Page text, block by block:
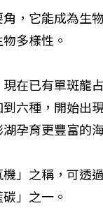
角，它能成為生
多樣性。
在已有單斑龍
六種，開始出
孕育更豐富的
」之稱，可透
」之一。